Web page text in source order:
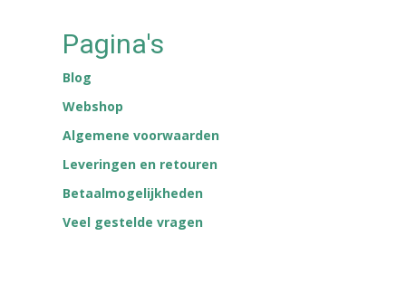
Pagina's
Blog
Webshop
Algemene voorwaarden
Leveringen en retouren
Betaalmogelijkheden
Veel gestelde vragen